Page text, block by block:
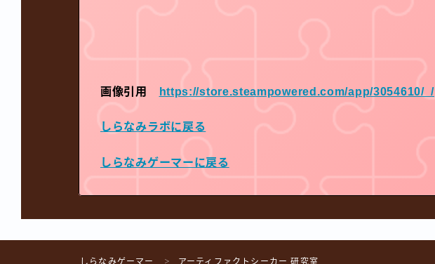
画像引用 https://store.steampowered.com/app/3054610/_/
しらなみラボに戻る
しらなみゲーマーに戻る
しらなみゲーマー ＞ アーティファクトシーカー 研究室